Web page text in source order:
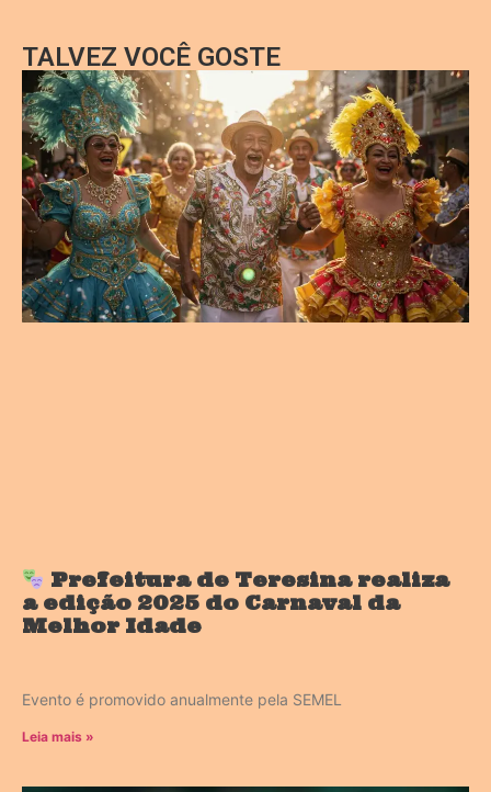
TALVEZ VOCÊ GOSTE
Prefeitura de Teresina realiza
a edição 2025 do Carnaval da
Melhor Idade
Evento é promovido anualmente pela SEMEL
Leia mais »